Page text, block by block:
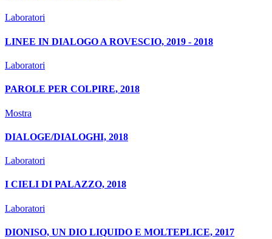
Laboratori
LINEE IN DIALOGO A ROVESCIO, 2019 - 2018
Laboratori
PAROLE PER COLPIRE, 2018
Mostra
DIALOGE/DIALOGHI, 2018
Laboratori
I CIELI DI PALAZZO, 2018
Laboratori
DIONISO, UN DIO LIQUIDO E MOLTEPLICE, 2017